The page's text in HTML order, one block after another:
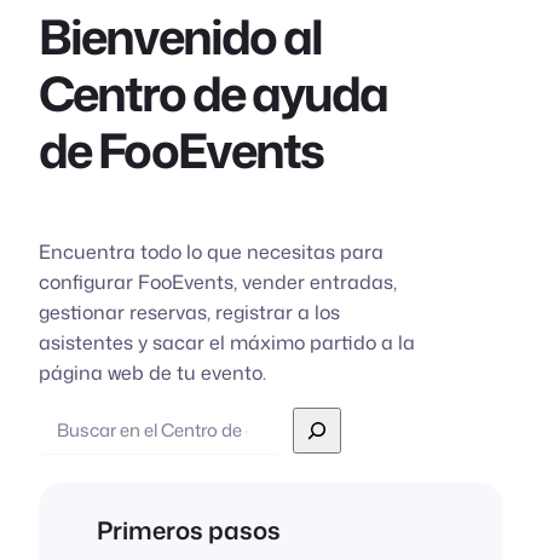
Bienvenido al
Centro de ayuda
de FooEvents
Encuentra todo lo que necesitas para
configurar FooEvents, vender entradas,
gestionar reservas, registrar a los
asistentes y sacar el máximo partido a la
página web de tu evento.
Buscar
Primeros pasos